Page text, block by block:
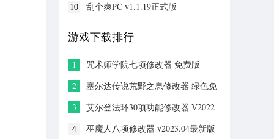
10
刮个爽PC v1.1.19正式版
游戏下载排行
1
咒术师学院七项修改器 免费版
2
塞尔达传说荒野之息修改器 绿色免
3
艾尔登法环30项功能修改器 V2022
4
巫魔人八项修改器 v2023.04最新版